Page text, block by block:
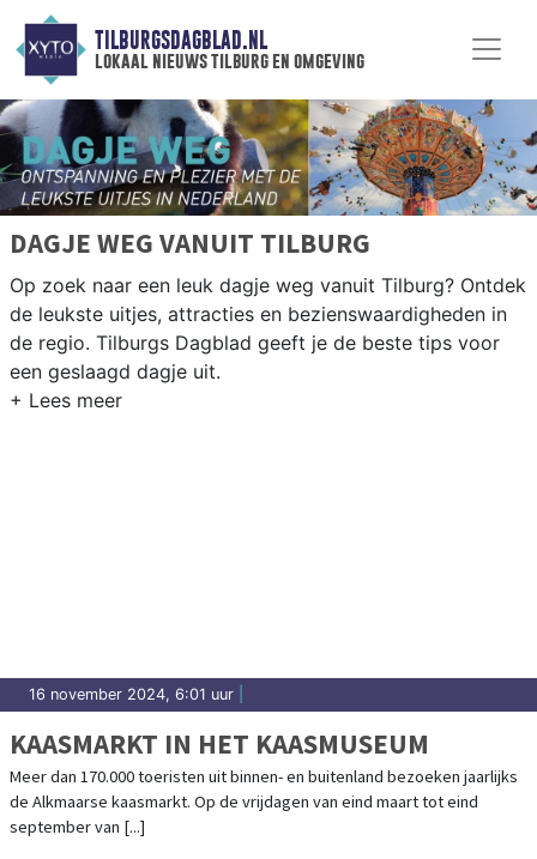
TILBURGSDAGBLAD.NL
lokaal nieuws tilburg en omgeving
DAGJE WEG VANUIT TILBURG
Op zoek naar een leuk dagje weg vanuit Tilburg? Ontdek
de leukste uitjes, attracties en bezienswaardigheden in
de regio. Tilburgs Dagblad geeft je de beste tips voor
een geslaagd dagje uit.
16 november 2024, 6:01 uur
KAASMARKT IN HET KAASMUSEUM
Meer dan 170.000 toeristen uit binnen- en buitenland bezoeken jaarlijks
de Alkmaarse kaasmarkt. Op de vrijdagen van eind maart tot eind
september van [...]